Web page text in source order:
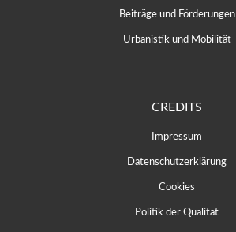
Beiträge und Förderungen
Urbanistik und Mobilität
CREDITS
Impressum
Datenschutzerklärung
Cookies
Politik der Qualität